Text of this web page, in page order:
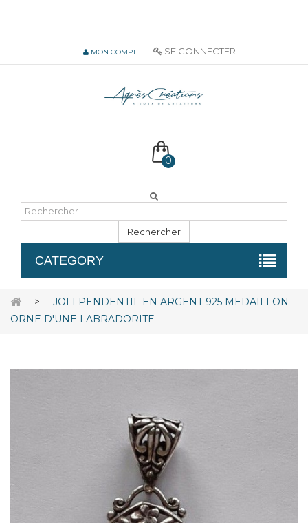
MON COMPTE SE CONNECTER
0
Rechercher
CATEGORY
>
JOLI PENDENTIF EN ARGENT 925 MEDAILLON
ORNE D'UNE LABRADORITE